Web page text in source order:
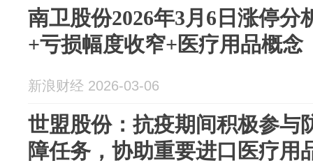
南卫股份2026年3月6日涨停分
+亏损幅度收窄+医疗用品概念
新浪财经 2026-03-06
世盟股份：抗疫期间积极参与
障任务，协助重要进口医疗用